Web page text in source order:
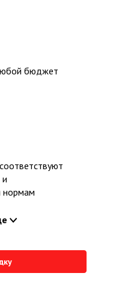
бюджет
нормам